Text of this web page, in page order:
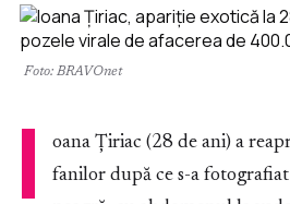
Foto: BRAVOnet
I
oana Țiriac (28 de ani) a
fanilor după ce s-a